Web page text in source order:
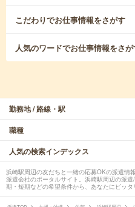
こだわりでお仕事情報をさがす
人気のワードでお仕事情報をさ
勤務地 / 路線・駅
職種
人気の検索インデックス
浜崎駅周辺の友だちと一緒の応募OKの派遣情
派遣会社のポータルサイト。浜崎駅周辺の派
期・短期などの希望条件から、あなたにピッタ